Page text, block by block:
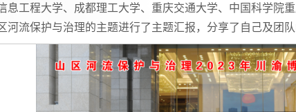
息工程大学、成都理工大学、重庆交通大学、中国科学院
河流保护与治理的主题进行了主题汇报，分享了自己及团